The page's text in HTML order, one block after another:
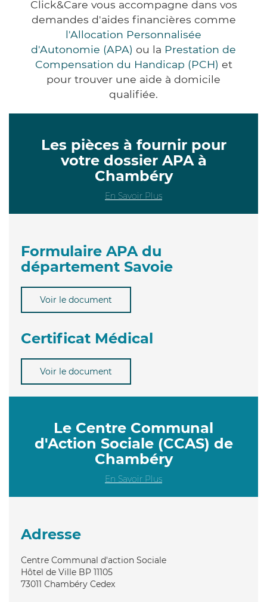
Click&Care vous accompagne dans vos
demandes d'aides financières comme
l'Allocation Personnalisée
d'Autonomie (APA) ou la Prestation de
Compensation du Handicap (PCH) et
pour trouver une aide à domicile
qualifiée.
Les pièces à fournir pour
votre dossier APA à
Chambéry
En Savoir Plus
Formulaire APA du
département Savoie
Voir le document
Certificat Médical
Voir le document
Le Centre Communal
d'Action Sociale (CCAS) de
Chambéry
En Savoir Plus
Adresse
Centre Communal d'action Sociale
Hôtel de Ville BP 11105
73011 Chambéry Cedex